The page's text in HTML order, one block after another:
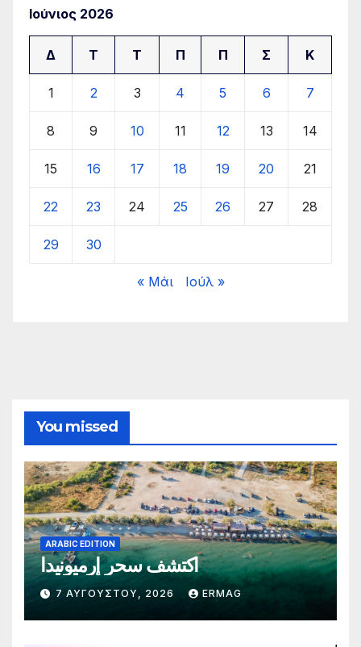
Ιούνιος 2026
Δ Τ Τ Π Π Σ Κ
1 2 3 4 5 6 7
8 9 10 11 12 13 14
15 16 17 18 19 20 21
22 23 24 25 26 27 28
29 30
« Μάι Ιούλ »
You missed
ARABIC EDITION
اكتشف سحر إرميونيدا
7 ΑΥΓΟΎΣΤΟΥ, 2026 ERMAG